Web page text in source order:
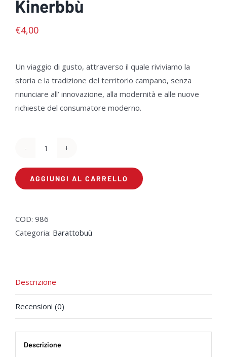
Kinerbbù
€4,00
Un viaggio di gusto, attraverso il quale riviviamo la
storia e la tradizione del territorio campano, senza
rinunciare all’ innovazione, alla modernità e alle nuove
richieste del consumatore moderno.
Kinerbbù
quantità
AGGIUNGI AL CARRELLO
COD: 986
Categoria: Barattobuù
Descrizione
Recensioni (0)
Descrizione